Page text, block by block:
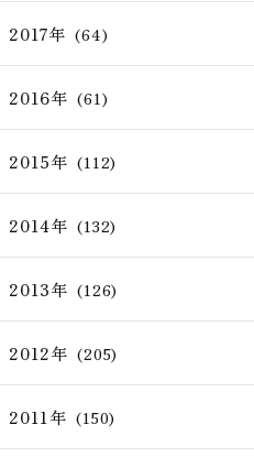
2017年 (64)
2016年 (61)
2015年 (112)
2014年 (132)
2013年 (126)
2012年 (205)
2011年 (150)